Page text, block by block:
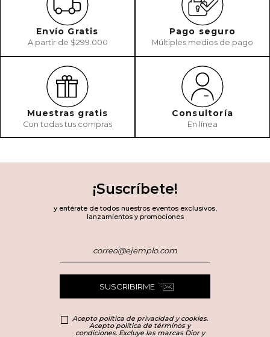
Envío Gratis
A partir de $299.000
Pago seguro
Múltiples medios de pago
Muestras gratis
Con todas tus compras
Consultoría
En línea
¡Suscríbete!
y entérate de todos nuestros eventos exclusivos,
lanzamientos y promociones
SUSCRIBIRME
Acepto política de privacidad y cookies.
Acepto política de términos y
condiciones. Excluye las marcas Dior y